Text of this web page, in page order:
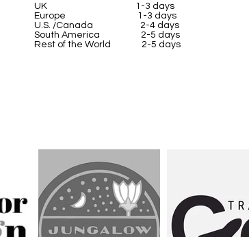
UK
1-3 days
Europe 1-3 days
U.S. /Canada 2-4 days
South America 2-5 days
Rest of the World 2-5 days